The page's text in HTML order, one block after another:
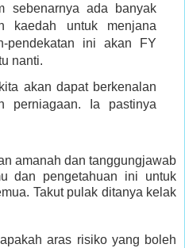
sebenarnya ada banyak
kaedah untuk menjana
pendekatan ini akan FY
nanti.
akan dapat berkenalan
perniagaan. Ia pastinya
amanah dan tanggungjawab
dan pengetahuan ini untuk
Takut pulak ditanya kelak
aras risiko yang boleh